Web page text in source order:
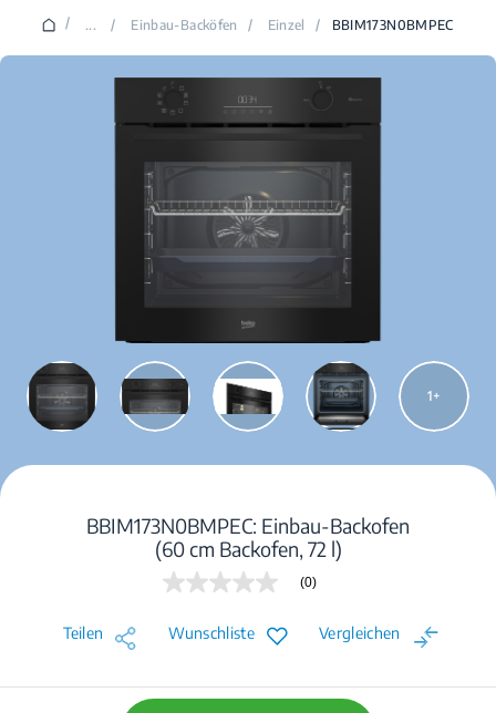
/ ... / Einbau-Backöfen / Einzel / BBIM173N0BMPEC
1
BBIM173N0BMPEC: Einbau-Backofen
(60 cm Backofen, 72 l)
Kein
Link
auf
(0)
Teilen Wunschliste Vergleichen